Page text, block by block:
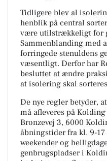
Tidligere blev al
henblik på central
være utilstrækkeligt for
Sammenblanding med
forringede stenuldens
væsentligt. Derfor har
besluttet at ændre
at isolering skal
De nye regler betyder,
må afleveres på
Bronzevej 3, 6000
åbningstider fra kl. 9-
weekender og
genbrugspladser i